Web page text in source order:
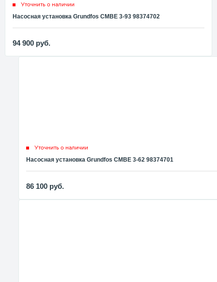
Уточнить о наличии
Насосная установка Grundfos CMBE 3-93 98374702
94 900 руб.
Уточнить о наличии
Насосная установка Grundfos CMBE 3-62 98374701
86 100 руб.